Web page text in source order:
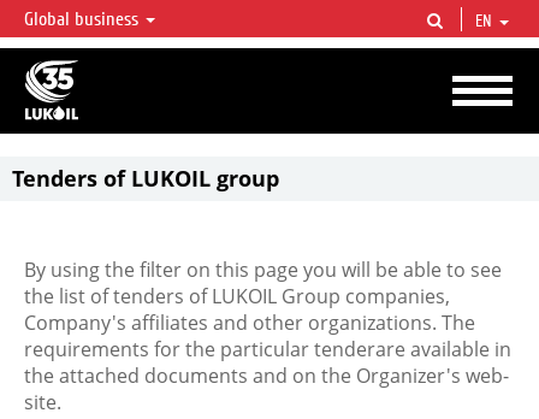
LUKOIL OVERVIEW
LUKOIL is one of the largest oil & gas vertical integrated companies in the world
accounting for over 2% of crude production and circa 1% of proved hydrocarbon
reserves globally.
Global business EN
Tenders of LUKOIL group
By using the filter on this page you will be able to see
the list of tenders of LUKOIL Group companies,
Company's affiliates and other organizations. The
requirements for the particular tenderare available in
the attached documents and on the Organizer's web-
site.